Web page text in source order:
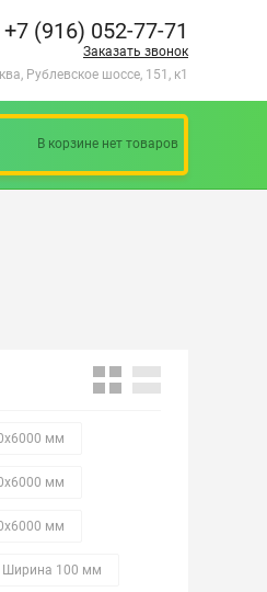
+7 (916) 052-77-71
Заказать звонок
Рублевское шоссе, 151, к1
В корзине нет товаров
мм
мм
мм
Ширина 100 мм